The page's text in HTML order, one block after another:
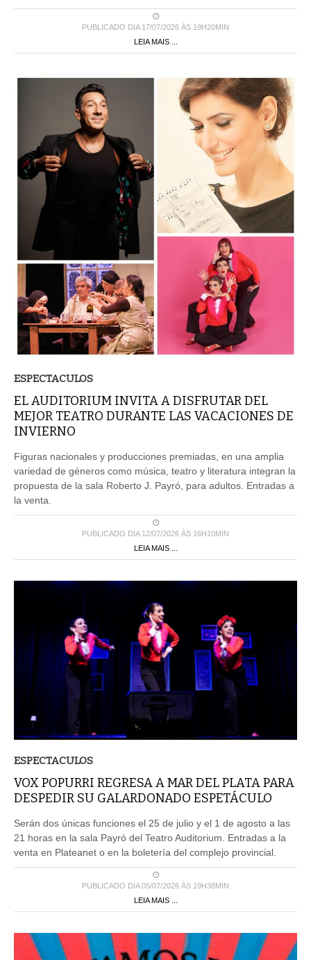
PUBLICADO DIA 17/07/2026 ÀS 19H20MIN
LEIA MAIS ...
ESPECTACULOS
EL AUDITORIUM INVITA A DISFRUTAR DEL
MEJOR TEATRO DURANTE LAS VACACIONES DE
INVIERNO
Figuras nacionales y producciones premiadas, en una amplia
variedad de géneros como música, teatro y literatura integran la
propuesta de la sala Roberto J. Payró, para adultos. Entradas a
la venta.
PUBLICADO DIA 12/07/2026 ÀS 16H10MIN
LEIA MAIS ...
ESPECTACULOS
VOX POPURRI REGRESA A MAR DEL PLATA PARA
DESPEDIR SU GALARDONADO ESPETÁCULO
Serán dos únicas funciones el 25 de julio y el 1 de agosto a las
21 horas en la sala Payró del Teatro Auditorium. Entradas a la
venta en Plateanet o en la boletería del complejo provincial.
PUBLICADO DIA 05/07/2026 ÀS 19H38MIN
LEIA MAIS ...